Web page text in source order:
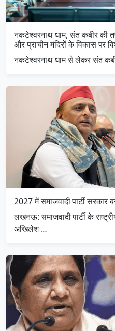
नकटेश्वरनाथ धाम, संत कबीर की
और प्राचीन मंदिरों के विकास पर
नकटेश्वरनाथ धाम से लेकर संत
2027 में समाजवादी पार्टी सरकार
लखनऊ: समाजवादी पार्टी के
अखिलेश …